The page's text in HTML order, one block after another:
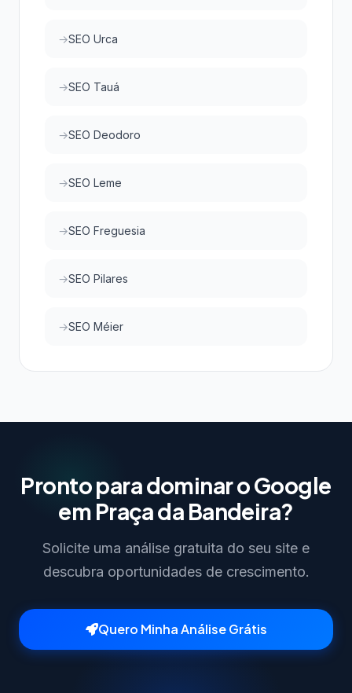
SEO Urca
SEO Tauá
SEO Deodoro
SEO Leme
SEO Freguesia
SEO Pilares
SEO Méier
Pronto para dominar o Google
em Praça da Bandeira?
Solicite uma análise gratuita do seu site e
descubra oportunidades de crescimento.
Quero Minha Análise Grátis